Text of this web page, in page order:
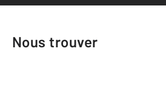
Nous trouver